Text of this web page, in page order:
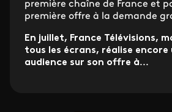
première chaîne de France et
première offre à la demande
En juillet, France Télévisions,
tous les écrans, réalise encore
audience sur son offre à...